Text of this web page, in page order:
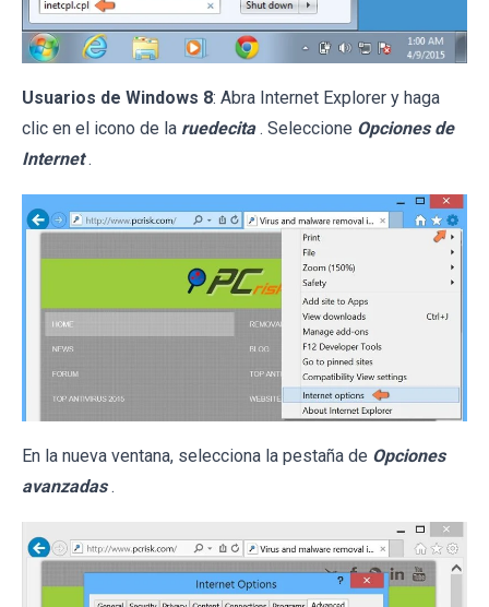
Usuarios de Windows 8: Abra Internet Explorer y haga
clic en el icono de la ruedecita . Seleccione Opciones de
Internet .
En la nueva ventana, selecciona la pestaña de Opciones
avanzadas .